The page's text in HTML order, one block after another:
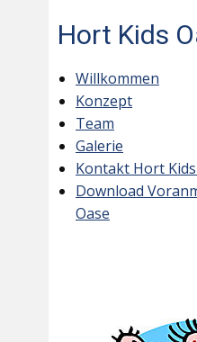
Hort Kids
Willkommen
Konzept
Team
Galerie
Kontakt Hort
Download
Oase